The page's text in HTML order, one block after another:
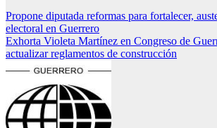
Navegación
de
entradas
Propone diputada reformas para fortalecer,
electoral en Guerrero
Exhorta Violeta Martínez en Congreso de
actualizar reglamentos de construcción